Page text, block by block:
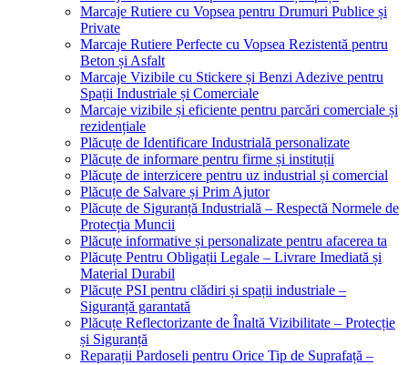
Marcaje Rutiere cu Vopsea pentru Drumuri Publice și
Private
Marcaje Rutiere Perfecte cu Vopsea Rezistentă pentru
Beton și Asfalt
Marcaje Vizibile cu Stickere și Benzi Adezive pentru
Spații Industriale și Comerciale
Marcaje vizibile și eficiente pentru parcări comerciale și
rezidențiale
Plăcuțe de Identificare Industrială personalizate
Plăcuțe de informare pentru firme și instituții
Plăcuțe de interzicere pentru uz industrial și comercial
Plăcuțe de Salvare și Prim Ajutor
Plăcuțe de Siguranță Industrială – Respectă Normele de
Protecția Muncii
Plăcuțe informative și personalizate pentru afacerea ta
Plăcuțe Pentru Obligații Legale – Livrare Imediată și
Material Durabil
Plăcuțe PSI pentru clădiri și spații industriale –
Siguranță garantată
Plăcuțe Reflectorizante de Înaltă Vizibilitate – Protecție
și Siguranță
Reparații Pardoseli pentru Orice Tip de Suprafață –